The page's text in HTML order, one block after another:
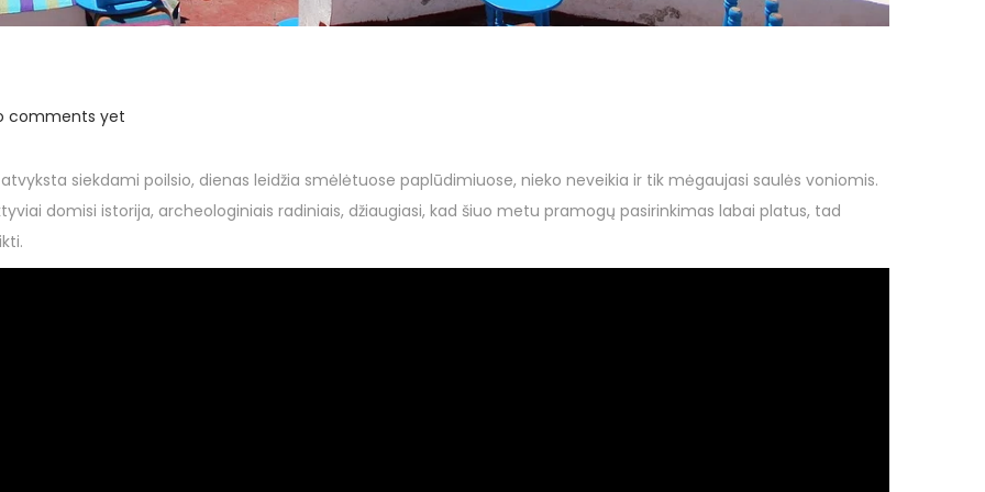
comments yet
siekdami poilsio, dienas leidžia smėlėtuose paplūdimiuose, nieko neveikia ir tik mėgaujasi saulės voniomis.
domisi istorija, archeologiniais radiniais, džiaugiasi, kad šiuo metu pramogų pasirinkimas labai platus, tad